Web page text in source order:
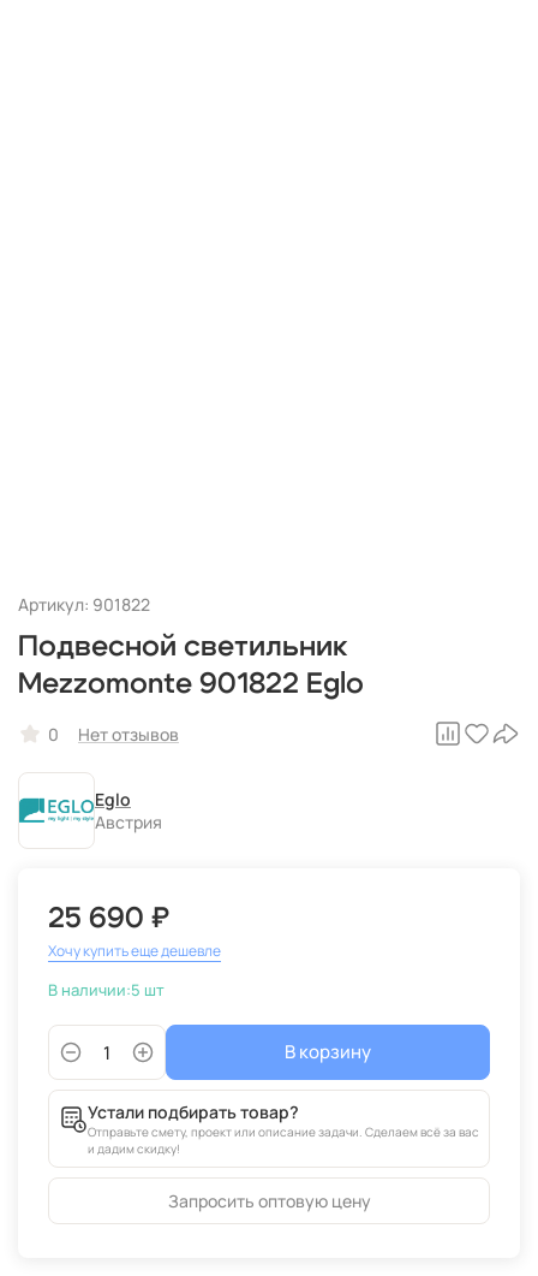
Артикул: 901822
Подвесной светильник
Mezzomonte 901822 Eglo
0 Нет отзывов
Eglo
Австрия
25 690 ₽
Хочу купить еще дешевле
В наличии:5 шт
В корзину
Устали подбирать товар?
Отправьте смету, проект или описание задачи. Сделаем всё за вас
и дадим скидку!
Запросить оптовую цену